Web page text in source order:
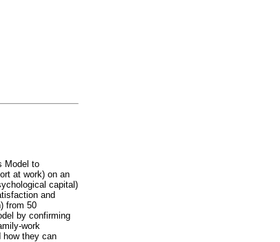
Model to
at work) on an
capital)
and
from 50
by confirming
work
how they can